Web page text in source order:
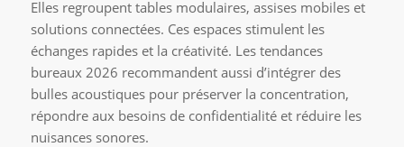
Elles regroupent tables modulaires, assises mobiles et
solutions connectées. Ces espaces stimulent les
échanges rapides et la créativité. Les tendances
bureaux 2026 recommandent aussi d’intégrer des
bulles acoustiques pour préserver la concentration,
répondre aux besoins de confidentialité et réduire les
nuisances sonores.